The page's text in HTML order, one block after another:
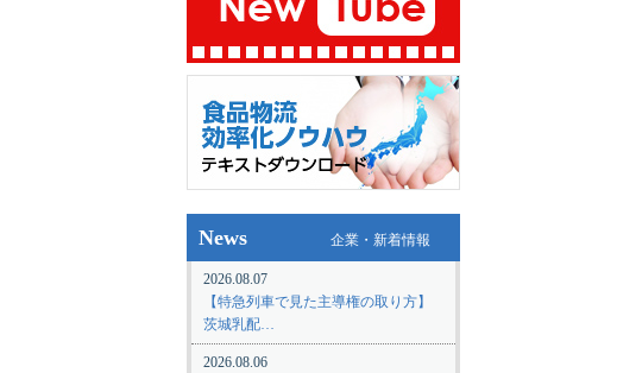
News 企業・新着情報
2026.08.07
【特急列車で見た主導権の取り方】
茨城乳配…
2026.08.06